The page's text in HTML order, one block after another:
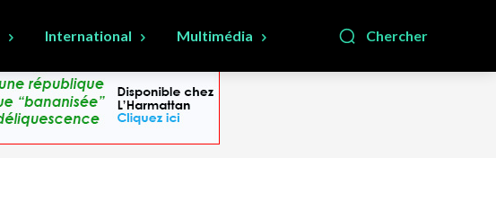
Chercher
International Multimédia